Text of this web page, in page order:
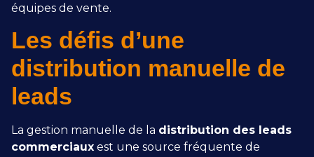
équipes de vente.
Les défis d’une
distribution manuelle de
leads
La gestion manuelle de la distribution des leads
commerciaux est une source fréquente de